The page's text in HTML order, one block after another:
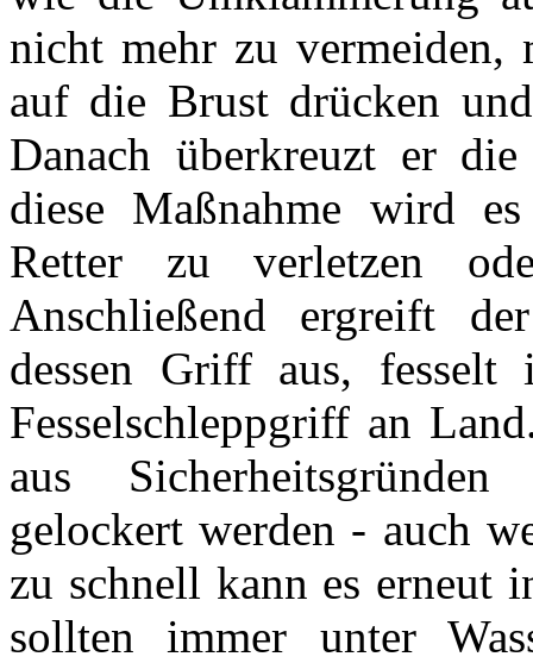
nicht mehr zu vermeiden,
auf die Brust drücken
Danach überkreuzt er
diese Maßnahme wird
Retter zu verletzen
Anschließend ergreift
dessen Griff aus,
Fesselschleppgriff an
aus
gelockert werden - auch
zu schnell kann es erneut
sollten immer unter